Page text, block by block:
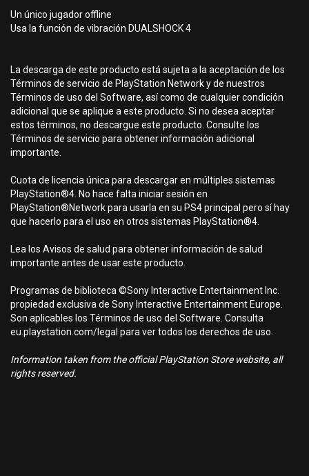
Un único jugador offline
Usa la función de vibración DUALSHOCK 4
La descarga de este producto está sujeta a la aceptación de los
Términos de servicio de PlayStation Network y de nuestros
Términos de uso del Software, así como de cualquier condición
adicional que se aplique a este producto. Si no desea aceptar
estos términos, no descargue este producto. Consulte los
Términos de servicio para obtener información adicional
importante.
Cuota de licencia única para descargar en múltiples sistemas
PlayStation®4. No hace falta iniciar sesión en
PlayStation®Network para usarla en su PS4 principal pero sí hay
que hacerlo para el uso en otros sistemas PlayStation®4.
Lea los Avisos de salud para obtener información de salud
importante antes de usar este producto.
Programas de biblioteca ©Sony Interactive Entertainment Inc.
propiedad exclusiva de Sony Interactive Entertainment Europe.
Son aplicables los Términos de uso del Software. Consulta
eu.playstation.com/legal para ver todos los derechos de uso.
Information taken from the official PlayStation Store website, all
rights reserved.